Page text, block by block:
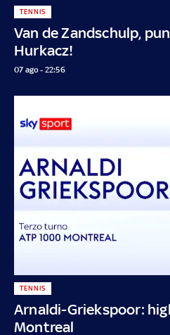
Van de Zandschulp,
Hurkacz!
TENNIS
07 ago - 22:56
Arnaldi-Griekspoor:
Montreal
TENNIS